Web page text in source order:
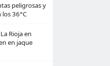
peligrosas y
36°C
Rioja en
en jaque